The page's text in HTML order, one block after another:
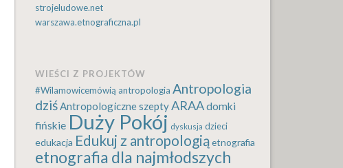
strojeludowe.net
warszawa.etnograficzna.pl
WIEŚCI Z PROJEKTÓW
#Wilamowicemówią antropologia Antropologia
dziśAntropologiczne szeptyARAAdomki
fińskie Duży Pokój dyskusja dzieci
edukacja Edukuj z antropologiąetnografia
etnografia dla najmłodszych